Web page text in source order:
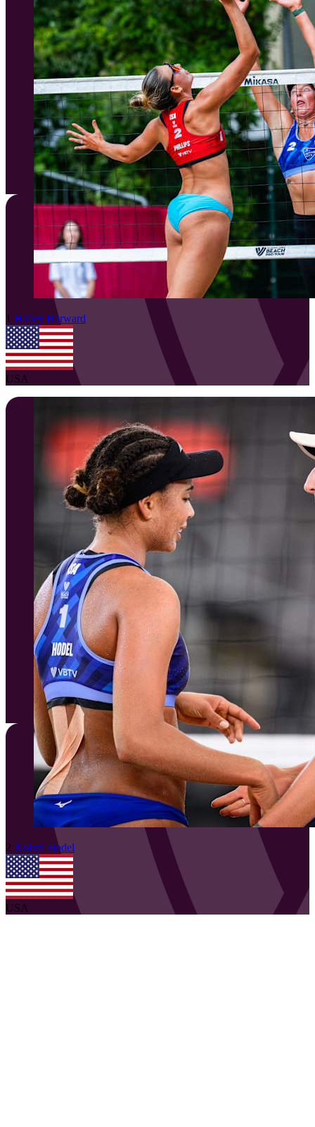
1 Hailey Harward
USA
2 Xolani Hodel
USA